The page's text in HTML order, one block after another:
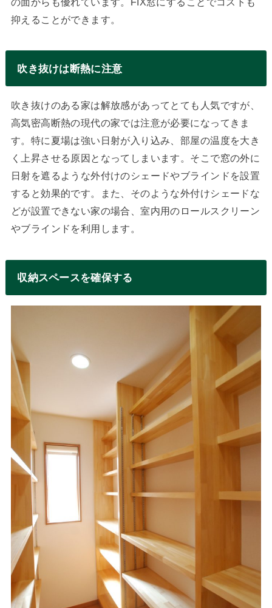
抑えることができます。
吹き抜けは断熱に注意
吹き抜けのある家は解放感があってとても人気ですが、
高気密高断熱の現代の家では注意が必要になってきま
す。特に夏場は強い日射が入り込み、部屋の温度を大き
く上昇させる原因となってしまいます。そこで窓の外に
日射を遮るような外付けのシェードやブラインドを設置
すると効果的です。また、そのような外付けシェードな
どが設置できない家の場合、室内用のロールスクリーン
やブラインドを利用します。
収納スペースを確保する